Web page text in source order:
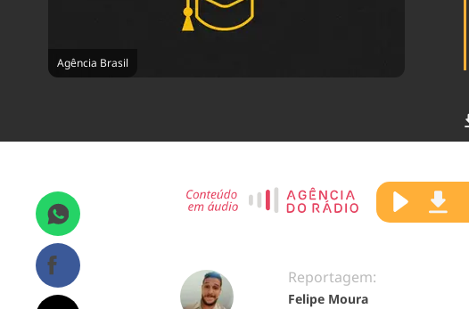
Agência Brasil
Reportagem:
Felipe Moura